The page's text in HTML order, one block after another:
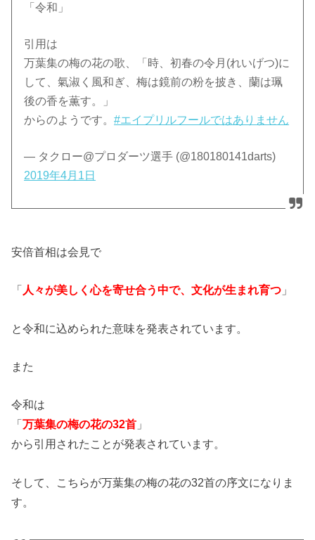
「令和」
引用は
万葉集の梅の花の歌、「時、初春の令月(れいげつ)に
して、氣淑く風和ぎ、梅は鏡前の粉を披き、蘭は珮
後の香を薫す。」
からのようです。#エイプリルフールではありません
— タクロー@プロダーツ選手 (@180180141darts)
2019年4月1日
安倍首相は会見で
「 人々が美しく心を寄せ合う中で、文化が生まれ育つ 」
と令和に込められた意味を発表されています。
また
令和は
「万葉集の梅の花の32首 」
から引用されたことが発表されています。
そして、こちらが万葉集の梅の花の32首の序文になりま
す。